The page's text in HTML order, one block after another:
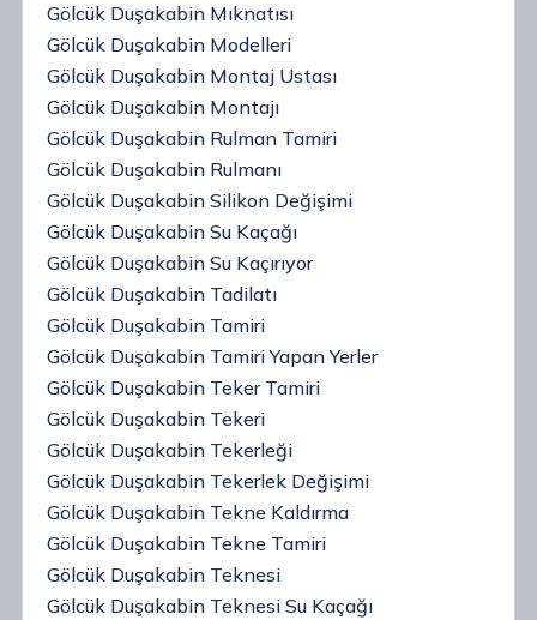
Gölcük Duşakabin Mıknatısı
Gölcük Duşakabin Modelleri
Gölcük Duşakabin Montaj Ustası
Gölcük Duşakabin Montajı
Gölcük Duşakabin Rulman Tamiri
Gölcük Duşakabin Rulmanı
Gölcük Duşakabin Silikon Değişimi
Gölcük Duşakabin Su Kaçağı
Gölcük Duşakabin Su Kaçırıyor
Gölcük Duşakabin Tadilatı
Gölcük Duşakabin Tamiri
Gölcük Duşakabin Tamiri Yapan Yerler
Gölcük Duşakabin Teker Tamiri
Gölcük Duşakabin Tekeri
Gölcük Duşakabin Tekerleği
Gölcük Duşakabin Tekerlek Değişimi
Gölcük Duşakabin Tekne Kaldırma
Gölcük Duşakabin Tekne Tamiri
Gölcük Duşakabin Teknesi
Gölcük Duşakabin Teknesi Su Kaçağı